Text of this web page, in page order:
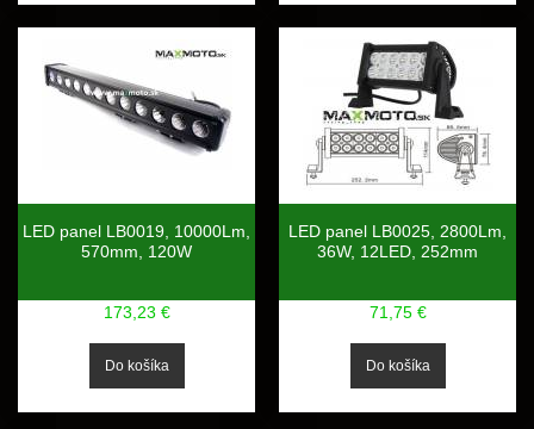
LED panel LB0019, 10000Lm,
570mm, 120W
173,23 €
LED panel LB0025, 2800Lm,
36W, 12LED, 252mm
71,75 €